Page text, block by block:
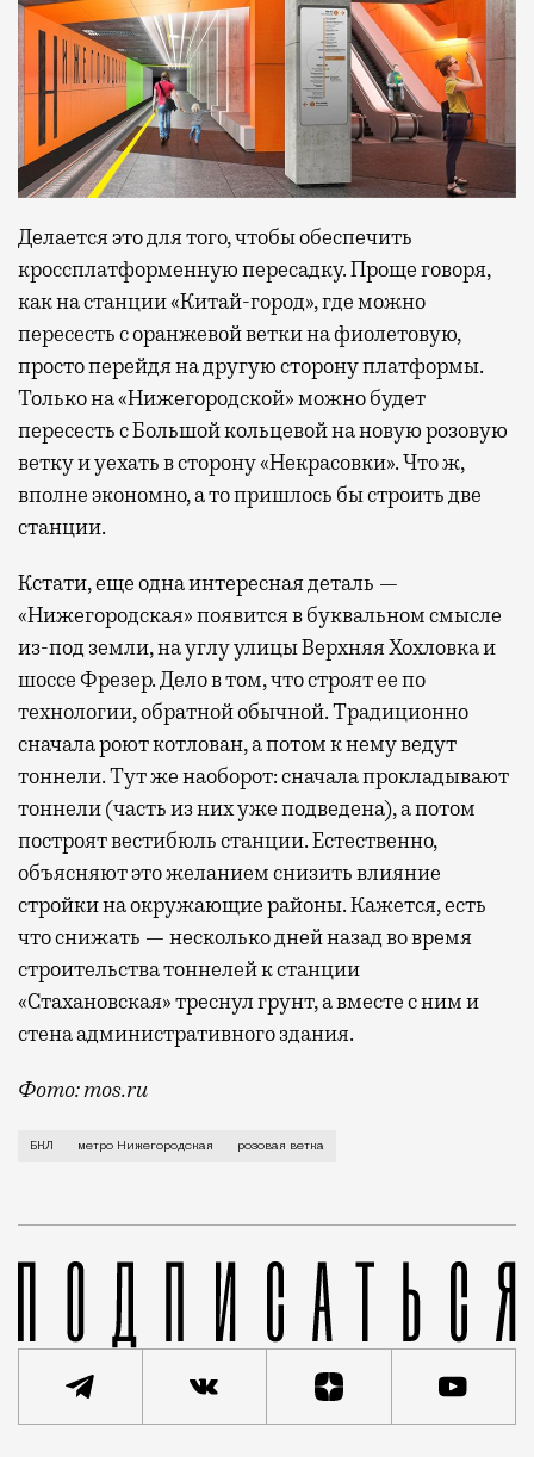
Делается это для того, чтобы обеспечить
кроссплатформенную пересадку. Проще говоря,
как на станции «Китай-город», где можно
пересесть с оранжевой ветки на фиолетовую,
просто перейдя на другую сторону платформы.
Только на «Нижегородской» можно будет
пересесть с Большой кольцевой на новую розовую
ветку и уехать в сторону «Некрасовки». Что ж,
вполне экономно, а то пришлось бы строить две
станции.
Кстати, еще одна интересная деталь —
«Нижегородская» появится в буквальном смысле
из-под земли, на углу улицы Верхняя Хохловка и
шоссе Фрезер. Дело в том, что строят ее по
технологии, обратной обычной. Традиционно
сначала роют котлован, а потом к нему ведут
тоннели. Тут же наоборот: сначала прокладывают
тоннели (часть из них уже подведена), а потом
построят вестибюль станции. Естественно,
объясняют это желанием снизить влияние
стройки на окружающие районы. Кажется, есть
что снижать — несколько дней назад во время
строительства тоннелей к станции
«Стахановская» треснул грунт, а вместе с ним и
стена административного здания.
Фото: mos.ru
К тому же станция метро в буквальном смысле
БКЛ метро Нижегородская розовая ветка